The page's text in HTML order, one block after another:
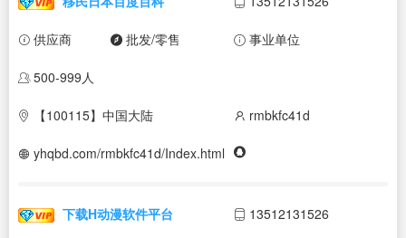
供应商 批发/零售 事业单位
500-999人
【100115】中国大陆 rmbkfc41d
yhqbd.com/rmbkfc41d/Index.html
下载H动漫软件平台 13512131526